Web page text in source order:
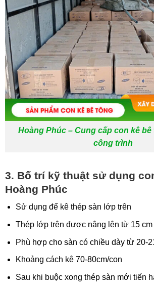
Hoàng Phúc – Cung cấp con kê bê
công trình
3. Bố trí kỹ thuật sử dụng
Hoàng Phúc
Sử dụng để kê thép sàn lớp trên
Thép lớp trên được nâng lên từ 15 cm
Phù hợp cho sàn có chiều dày từ 20-
Khoảng cách kê 70-80cm/con
Sau khi buộc xong thép sàn mới tiến